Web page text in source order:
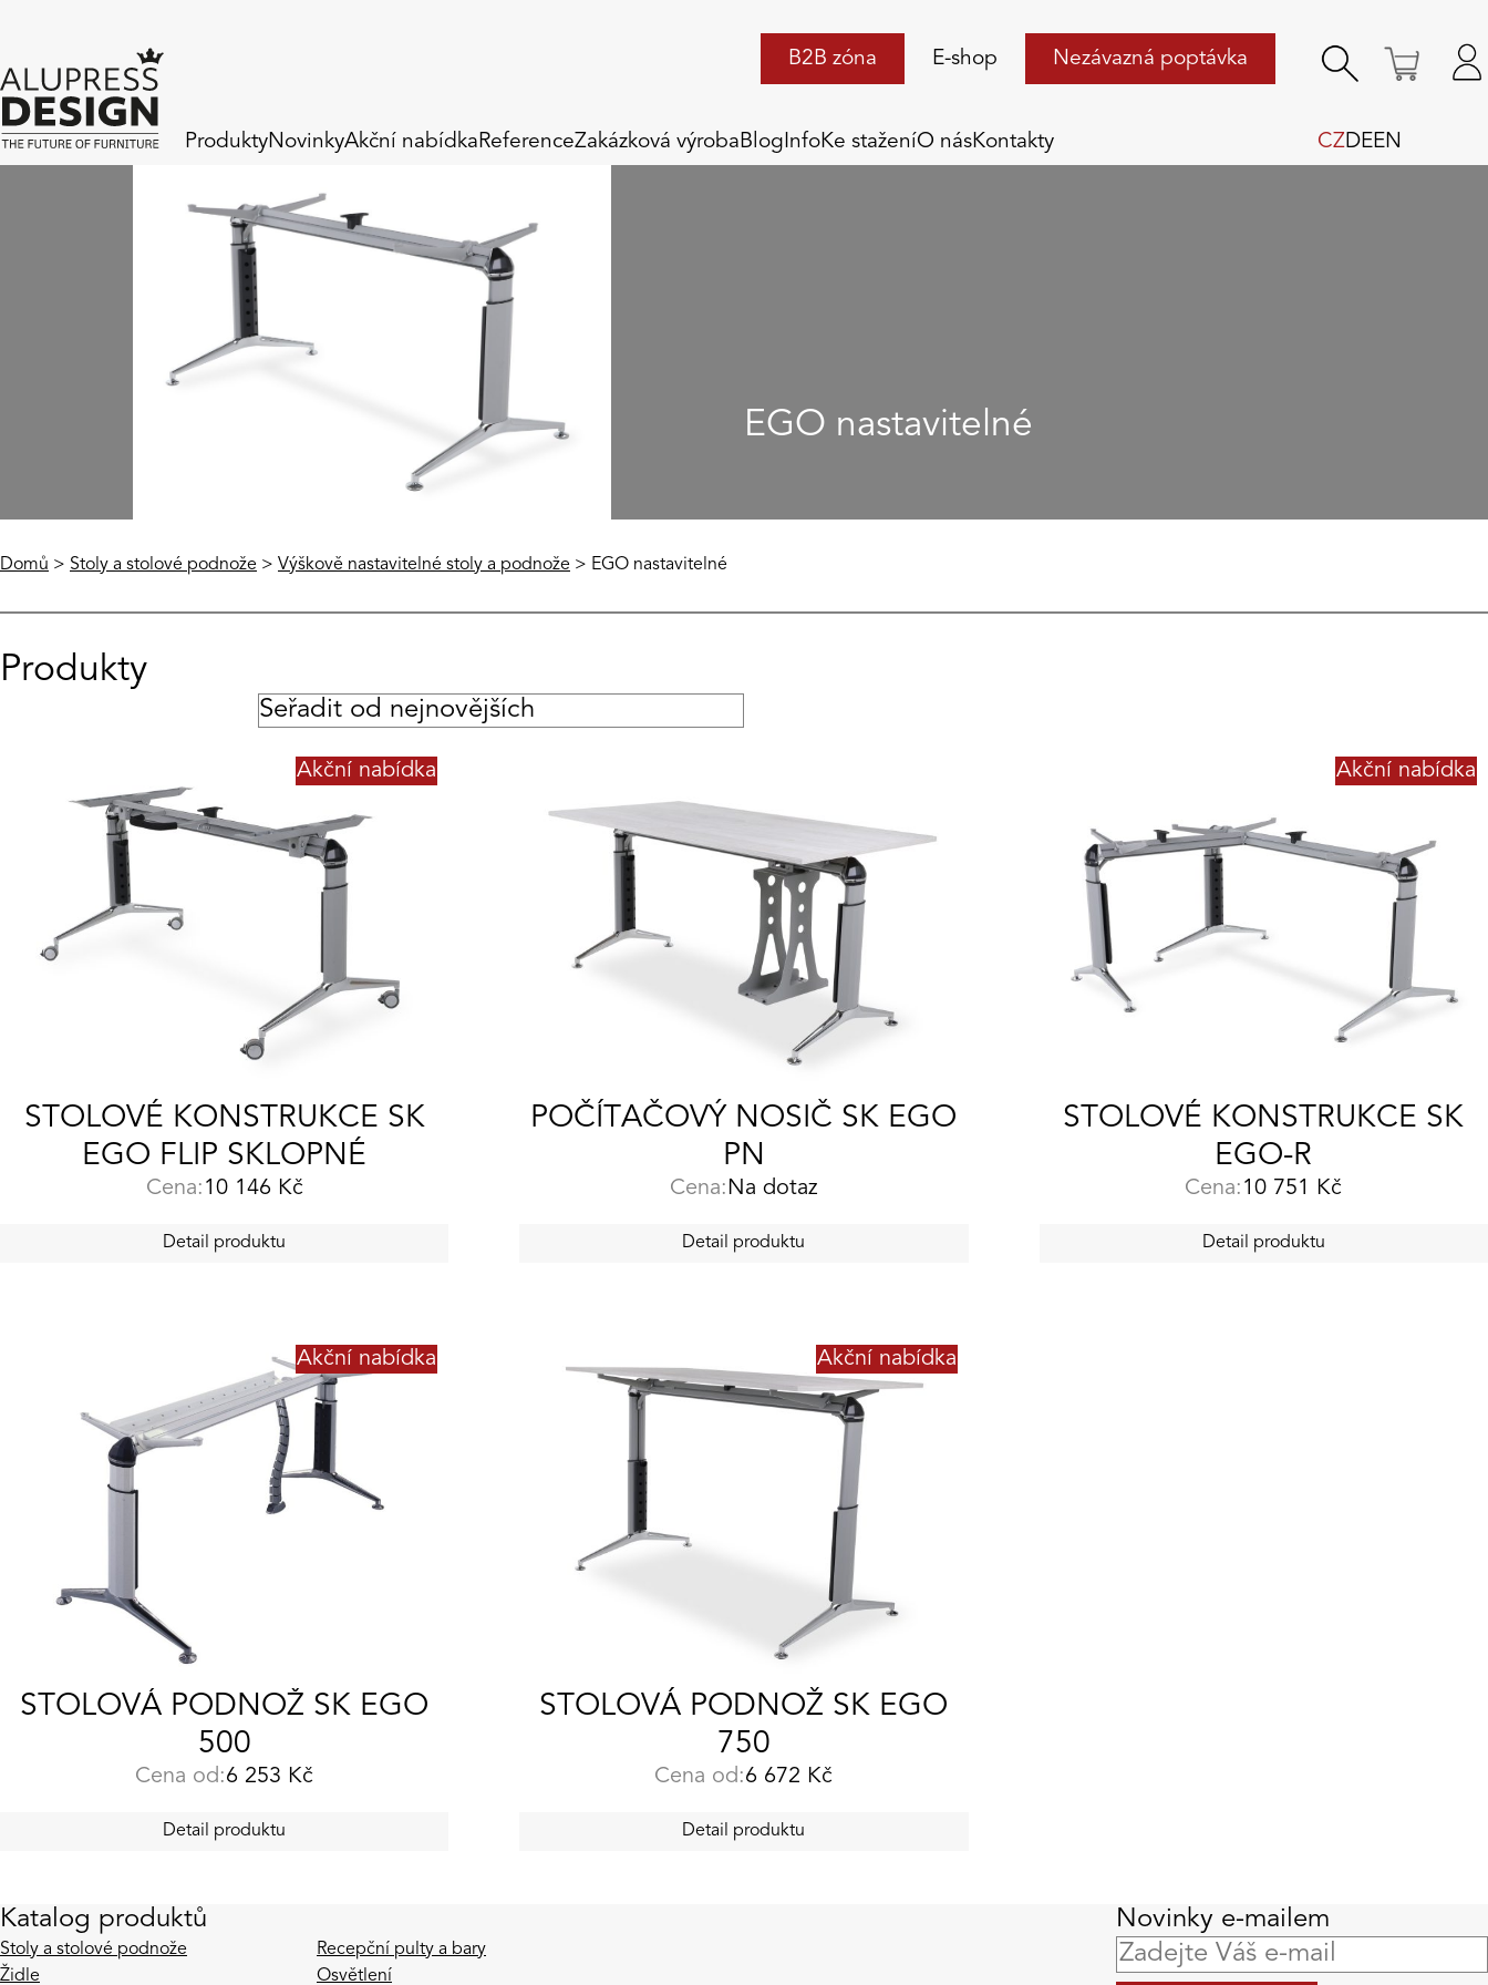
ProduktyNovinkyAkční nabídka ReferenceZakázková výroba Blog InfoKe staženíO násKontakty
B2B zóna E-shop Nezávazná poptávka
CZDEEN
EGO nastavitelné
Domů > Stoly a stolové podnože > Výškově nastavitelné stoly a podnože > EGO nastavitelné
Produkty
Akční nabídka
STOLOVÉ KONSTRUKCE SK
EGO FLIP SKLOPNÉ
Cena: 10 146 Kč
Detail produktu
POČÍTAČOVÝ NOSIČ SK EGO
PN
Cena: Na dotaz
Detail produktu
Akční nabídka
STOLOVÉ KONSTRUKCE SK
EGO-R
Cena: 10 751 Kč
Detail produktu
Akční nabídka
STOLOVÁ PODNOŽ SK EGO
500
Cena od:6 253 Kč
Detail produktu
Akční nabídka
STOLOVÁ PODNOŽ SK EGO
750
Cena od:6 672 Kč
Detail produktu
Katalog produktů
Stoly a stolové podnože
Židle
Recepční pulty a bary
Osvětlení
Novinky e-mailem